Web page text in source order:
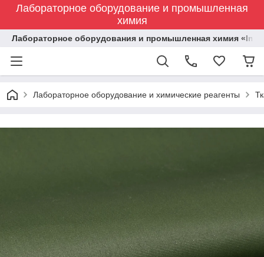
Лабораторное оборудование и промышленная
химия
Лабораторное оборудования и промышленная химия
Лабораторное оборудование и химические реагенты